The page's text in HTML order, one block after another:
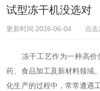
试型冻干机没选对
更新时间:2026-06-04 点击
冻干工艺作为一种高价
药、食品加工及新材料领域
化生产的过程中，常常遭遇